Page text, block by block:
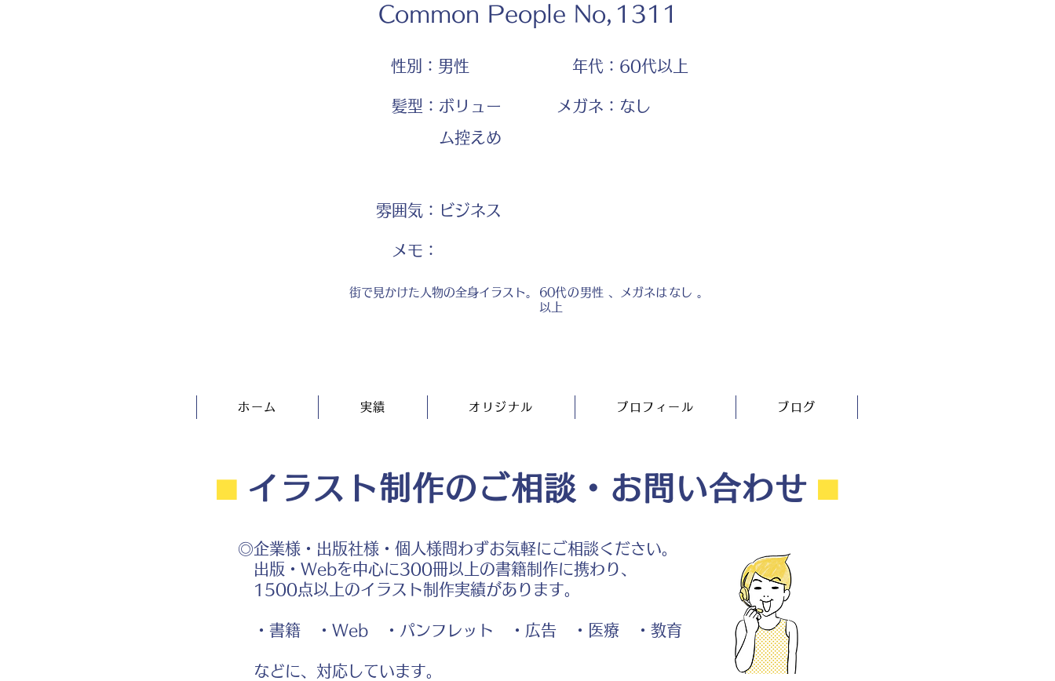
Common People No, 1311
性別： 男性
髪型： ボリュー
ム控えめ
年代： 60代以上
メガネ： なし
雰囲気： ビジネス
​メモ：
街で見かけた人物の全身イラスト。
60代
以上
の 男性 、メガネは なし 。
ホーム 実績 オリジナル プロフィール ブログ
⬛︎ イラスト制作のご相談・お問い合わせ ⬛︎
◎企業様・出版社様・個人様問わずお気軽にご相談ください。
出版・Webを中心に300冊以上の書籍制作に携わり、
1500点以上のイラスト制作実績があります。
・書籍 ・Web ・パンフレット ・広告 ・医療 ・教育
などに、対応しています。